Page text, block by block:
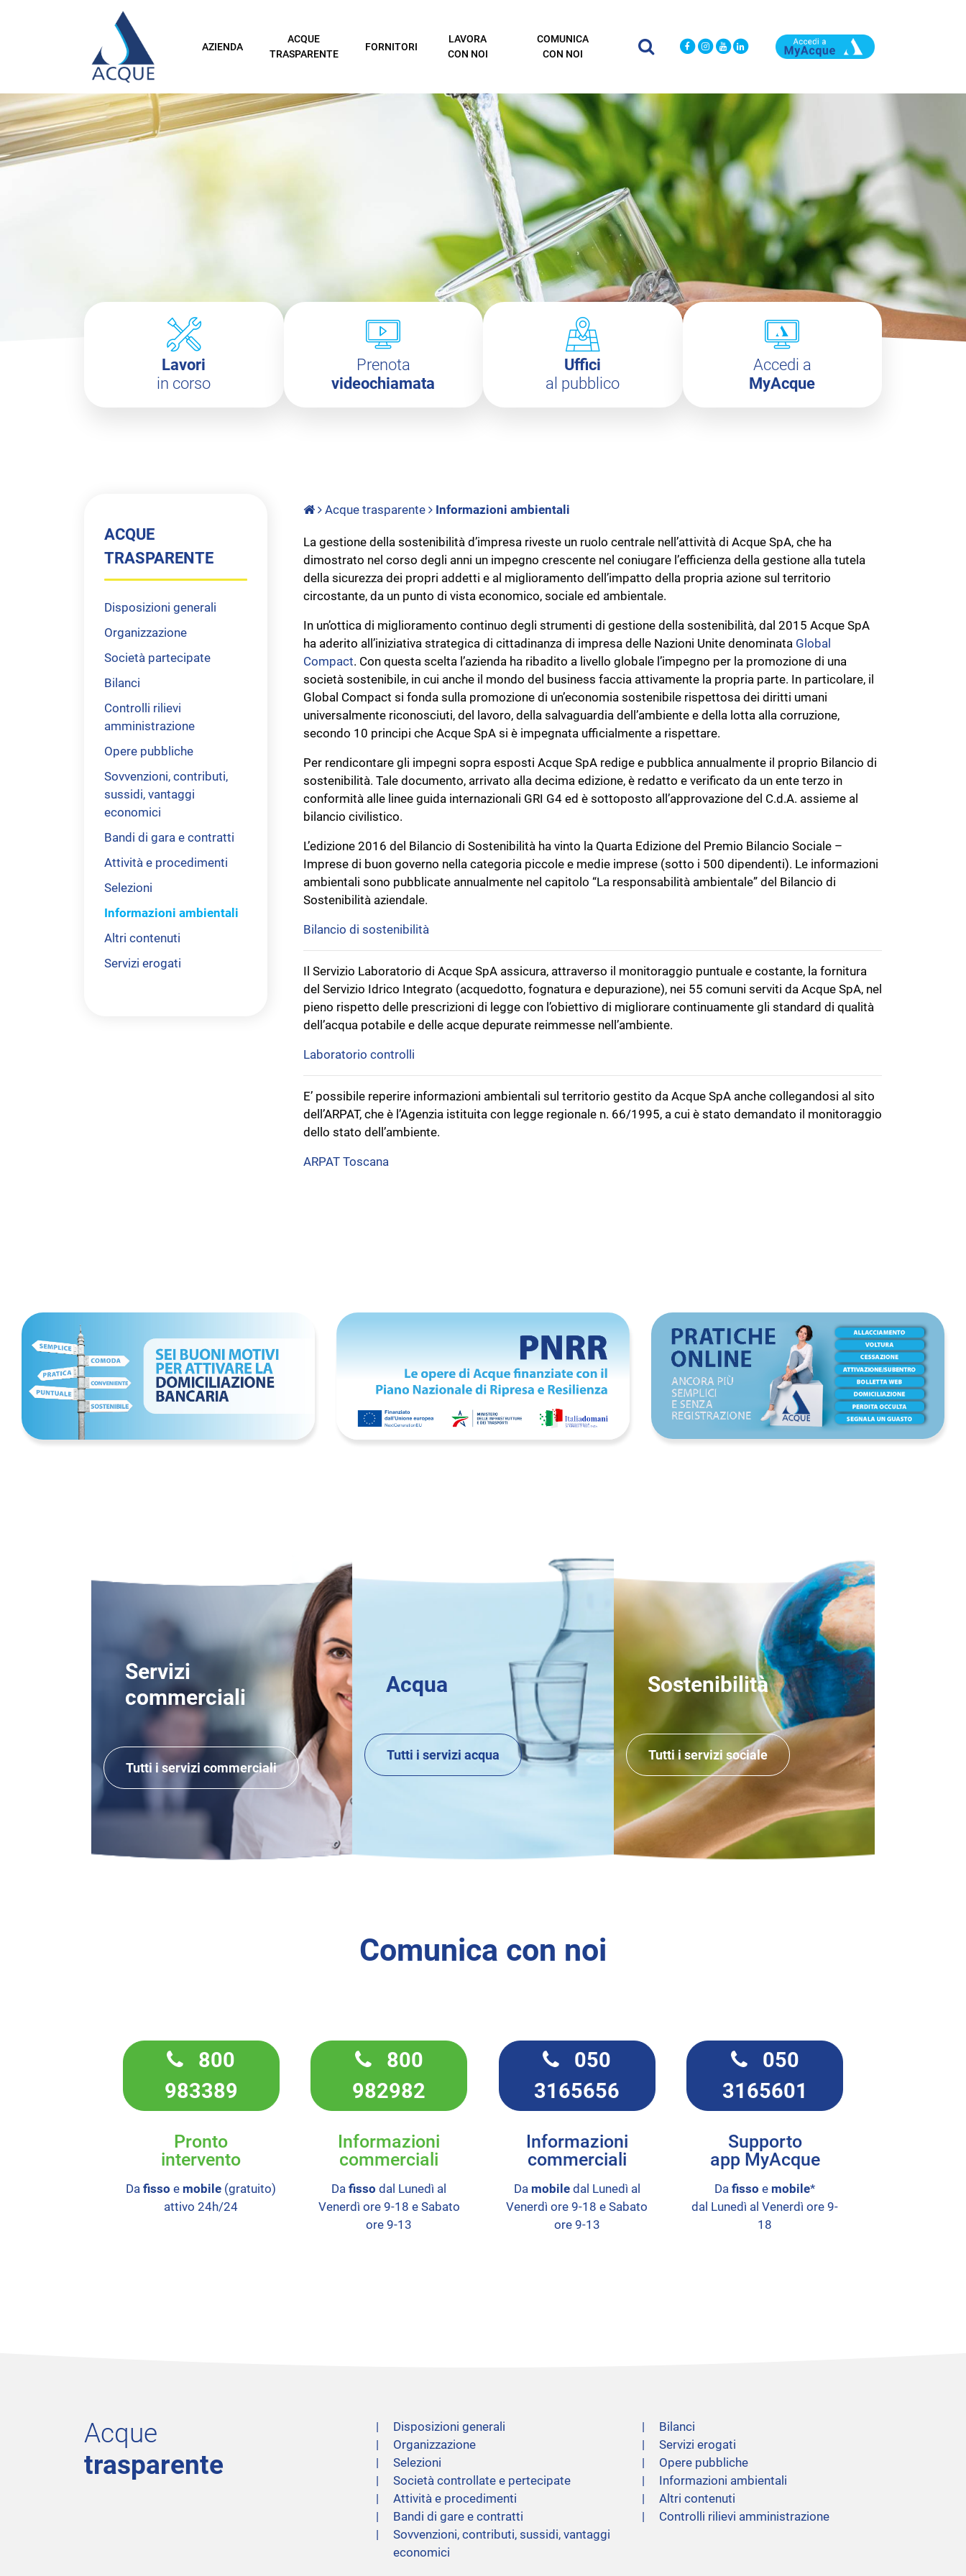
AZIENDA
ACQUE
TRASPARENTE
FORNITORI
LAVORA
CON NOI
COMUNICA
CON NOI
Lavori
in corso
Prenota
videochiamata
Uffici
al pubblico
Accedi a
MyAcque
Acque trasparente Informazioni ambientali
La gestione della sostenibilità d’impresa riveste un ruolo centrale nell’attività di Acque SpA, che ha
dimostrato nel corso degli anni un impegno crescente nel coniugare l’efficienza della gestione alla tutela
della sicurezza dei propri addetti e al miglioramento dell’impatto della propria azione sul territorio
circostante, da un punto di vista economico, sociale ed ambientale.
In un’ottica di miglioramento continuo degli strumenti di gestione della sostenibilità, dal 2015 Acque SpA
ha aderito all’iniziativa strategica di cittadinanza di impresa delle Nazioni Unite denominata Global
Compact. Con questa scelta l’azienda ha ribadito a livello globale l’impegno per la promozione di una
società sostenibile, in cui anche il mondo del business faccia attivamente la propria parte. In particolare, il
Global Compact si fonda sulla promozione di un’economia sostenibile rispettosa dei diritti umani
universalmente riconosciuti, del lavoro, della salvaguardia dell’ambiente e della lotta alla corruzione,
secondo 10 principi che Acque SpA si è impegnata ufficialmente a rispettare.
Per rendicontare gli impegni sopra esposti Acque SpA redige e pubblica annualmente il proprio Bilancio di
sostenibilità. Tale documento, arrivato alla decima edizione, è redatto e verificato da un ente terzo in
conformità alle linee guida internazionali GRI G4 ed è sottoposto all’approvazione del C.d.A. assieme al
bilancio civilistico.
L’edizione 2016 del Bilancio di Sostenibilità ha vinto la Quarta Edizione del Premio Bilancio Sociale –
Imprese di buon governo nella categoria piccole e medie imprese (sotto i 500 dipendenti). Le informazioni
ambientali sono pubblicate annualmente nel capitolo “La responsabilità ambientale” del Bilancio di
Sostenibilità aziendale.
Bilancio di sostenibilità
Il Servizio Laboratorio di Acque SpA assicura, attraverso il monitoraggio puntuale e costante, la fornitura
del Servizio Idrico Integrato (acquedotto, fognatura e depurazione), nei 55 comuni serviti da Acque SpA, nel
pieno rispetto delle prescrizioni di legge con l’obiettivo di migliorare continuamente gli standard di qualità
dell’acqua potabile e delle acque depurate reimmesse nell’ambiente.
Laboratorio controlli
E’ possibile reperire informazioni ambientali sul territorio gestito da Acque SpA anche collegandosi al sito
dell’ARPAT, che è l’Agenzia istituita con legge regionale n. 66/1995, a cui è stato demandato il monitoraggio
dello stato dell’ambiente.
ARPAT Toscana
ACQUE
TRASPARENTE
Disposizioni generali
Organizzazione
Società partecipate
Bilanci
Controlli rilievi
amministrazione
Opere pubbliche
Sovvenzioni, contributi,
sussidi, vantaggi
economici
Bandi di gara e contratti
Attività e procedimenti
Selezioni
Informazioni ambientali
Altri contenuti
Servizi erogati
Servizi
commerciali
Tutti i servizi commerciali
Acqua
Tutti i servizi acqua
Sostenibilità
Tutti i servizi sociale
Comunica con noi
800
983389
Pronto
intervento
Dafisso e mobile (gratuito)
attivo 24h/24
800
982982
Informazioni
commerciali
Dafisso dal Lunedì al
Venerdì ore 9-18 e Sabato
ore 9-13
050
3165656
Informazioni
commerciali
Da mobiledal Lunedì al
Venerdì ore 9-18 e Sabato
ore 9-13
050
3165601
Supporto
app MyAcque
Dafisso e mobile*
dal Lunedì al Venerdì ore 9-
18
Acque
trasparente
Disposizioni generali
Organizzazione
Selezioni
Società controllate e pertecipate
Attività e procedimenti
Bandi di gare e contratti
Sovvenzioni, contributi, sussidi, vantaggi
economici
Bilanci
Servizi erogati
Opere pubbliche
Informazioni ambientali
Altri contenuti
Controlli rilievi amministrazione